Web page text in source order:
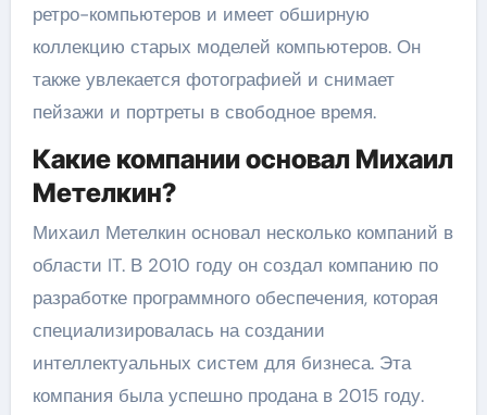
ретро-компьютеров и имеет обширную
коллекцию старых моделей компьютеров. Он
также увлекается фотографией и снимает
пейзажи и портреты в свободное время.
Какие компании основал Михаил
Метелкин?
Михаил Метелкин основал несколько компаний в
области IT. В 2010 году он создал компанию по
разработке программного обеспечения, которая
специализировалась на создании
интеллектуальных систем для бизнеса. Эта
компания была успешно продана в 2015 году.